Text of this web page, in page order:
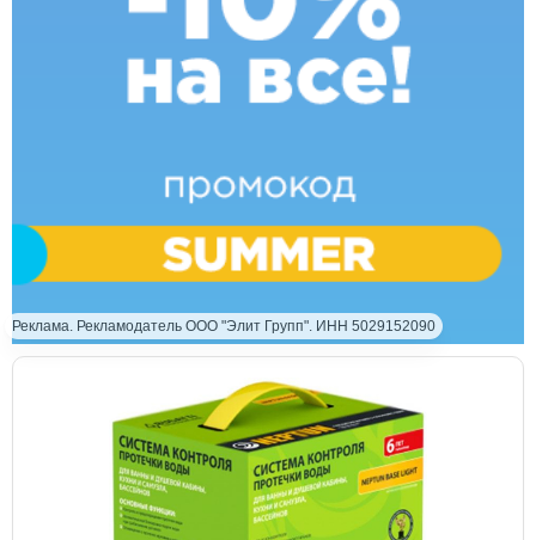
Реклама. Рекламодатель ООО "Элит Групп". ИНН 5029152090